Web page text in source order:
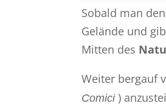
Sobald man
Gelände und
Mitten des
Weiter bergauf
Comici)